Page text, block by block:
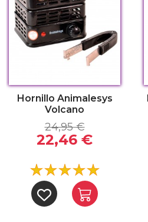
Hornillo Animalesys
Volcano
24,95 €
22,46 €